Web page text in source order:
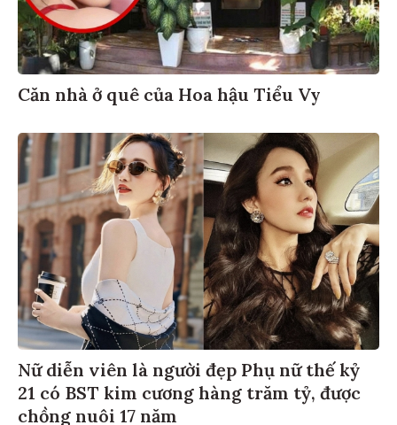
Căn nhà ở quê của Hoa hậu Tiểu Vy
Nữ diễn viên là người đẹp Phụ nữ thế kỷ
21 có BST kim cương hàng trăm tỷ, được
chồng nuôi 17 năm